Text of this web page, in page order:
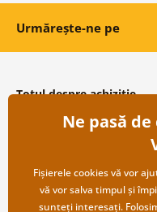
Urmărește-ne pe
Totul despre achiziție
Condiții și termeni generali
Protecția datelor personale
Transport și modalități de
Returnare
Ne pasă
Fișierele cookies vă vor
vă vor salva timpul și
sunteți interesați.